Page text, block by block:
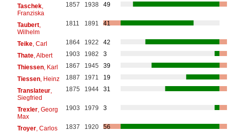
Taschek,
Franziska
1857 1938 49
Taubert,
Wilhelm
1811 1891 41
Teike, Carl 1864 1922
42
Thate, Albert 1903 1982
3
Thiessen, Karl 1867 1945
39
Tiessen, Heinz 1887 1971
19
Translateur,
Siegfried
1875 1944 31
Trexler, Georg
Max
1903 1979 3
Troyer, Carlos 1837 1920
56